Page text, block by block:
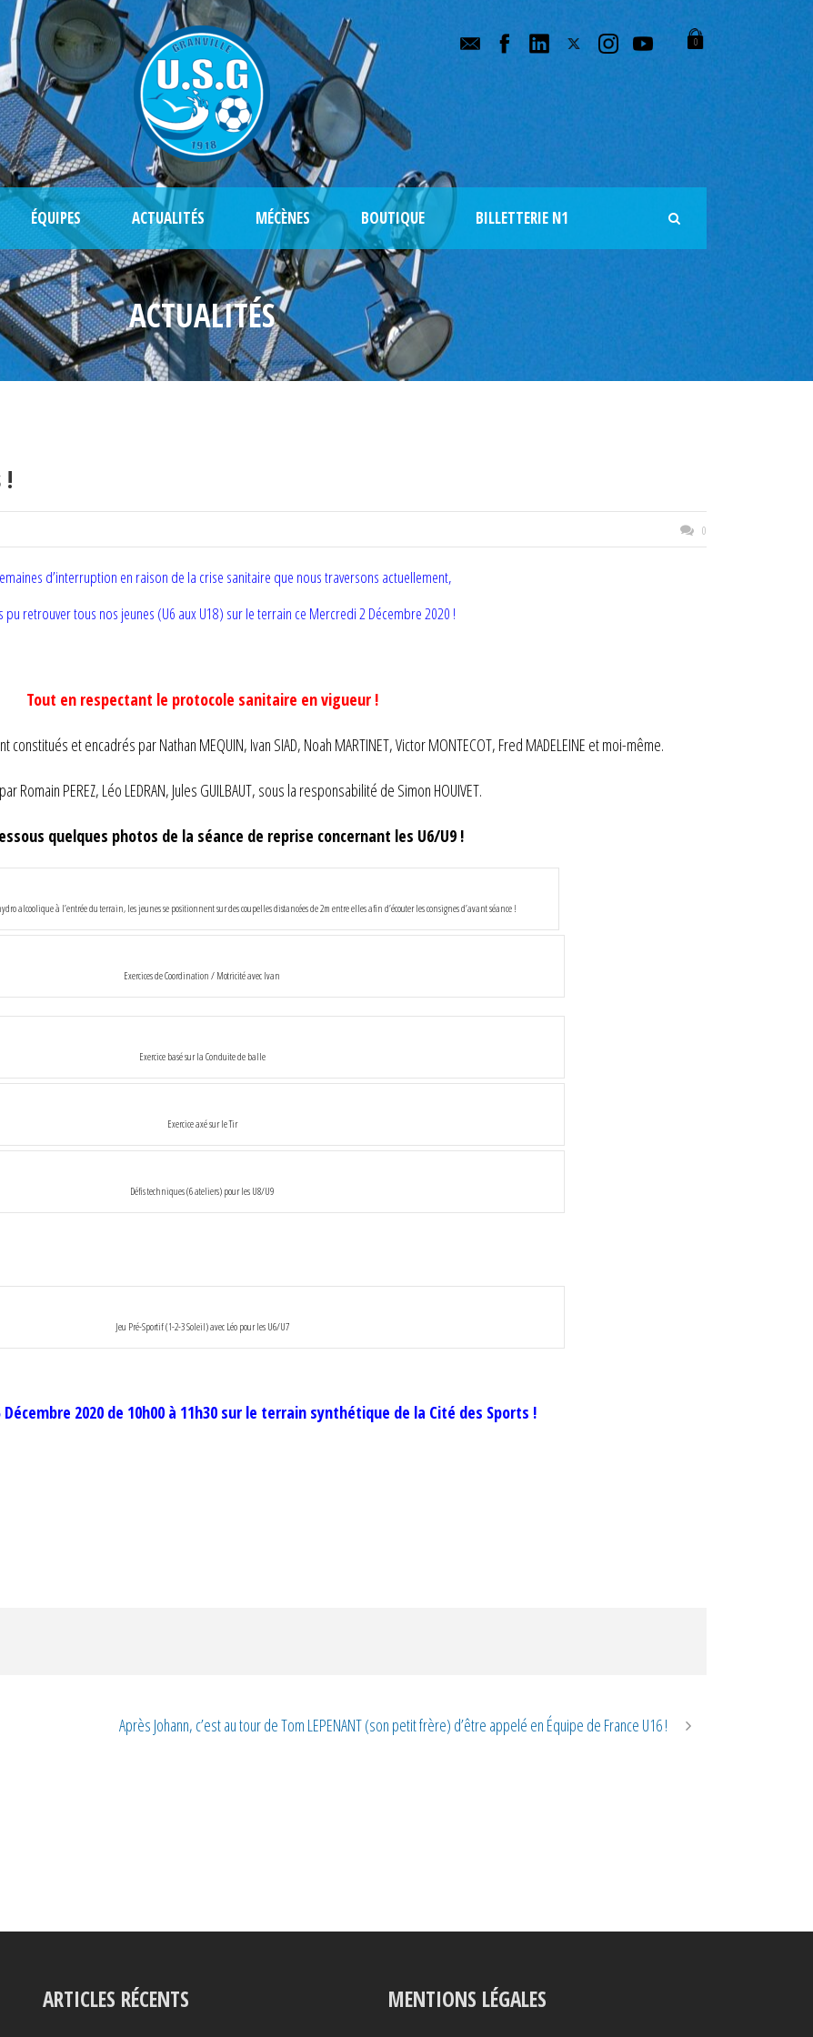
0
ÉQUIPES ACTUALITÉS MÉCÈNES BOUTIQUE BILLETTERIE N1
ACTUALITÉS
!
0
d’interruption en raison de la crise sanitaire que nous traversons actuellement,
pu retrouver tous nos jeunes (U6 aux U18) sur le terrain ce Mercredi 2 Décembre 2020 !
Tout en respectant le protocole sanitaire en vigueur !
et encadrés par Nathan MEQUIN, Ivan SIAD, Noah MARTINET, Victor MONTECOT, Fred MADELEINE et moi-même.
PEREZ, Léo LEDRAN, Jules GUILBAUT, sous la responsabilité de Simon HOUIVET.
quelques photos de la séance de reprise concernant les U6/U9 !
alcoolique à l’entrée du terrain, les jeunes se positionnent sur des coupelles distancées de 2m entre elles afin d’écouter les consignes d’avant séance !
Exercices de Coordination / Motricité avec Ivan
Exercice basé sur la Conduite de balle
Exercice axé sur le Tir
Défis techniques (6 ateliers) pour les U8/U9
Jeu Pré-Sportif (1-2-3 Soleil) avec Léo pour les U6/U7
Décembre 2020 de 10h00 à 11h30 sur le terrain synthétique de la Cité des Sports !
Après Johann, c’est au tour de Tom LEPENANT (son petit frère) d’être appelé en Équipe de France U16 !
ARTICLES RÉCENTS MENTIONS LÉGALES